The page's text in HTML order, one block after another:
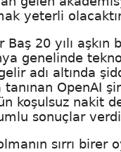
yeterli
20 yılı
genelinde
adı altında
OpenAI
koşulsuz nakit
sonuçlar
sırrı birer